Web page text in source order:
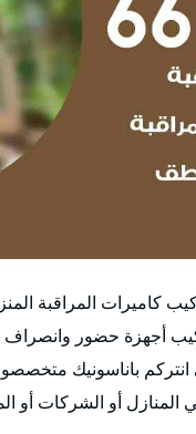
كاميرات المراقبة
أجهزة حضور
باناسونيك
المنازل أو الشركات أو